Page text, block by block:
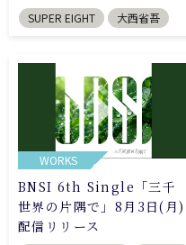
SUPER EIGHT 大西省吾
WORKS
BNSI 6th Single「三千
世界の片隅で」8月3日(月)
配信リリース